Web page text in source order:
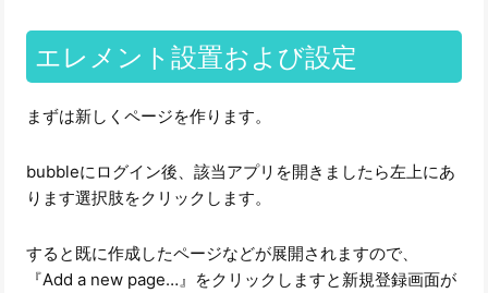
エレメント設置および設定
まずは新しくページを作ります。
bubbleにログイン後、該当アプリを開きましたら左上にあ
ります選択肢をクリックします。
すると既に作成したページなどが展開されますので、
『Add a new page…』をクリックしますと新規登録画面が